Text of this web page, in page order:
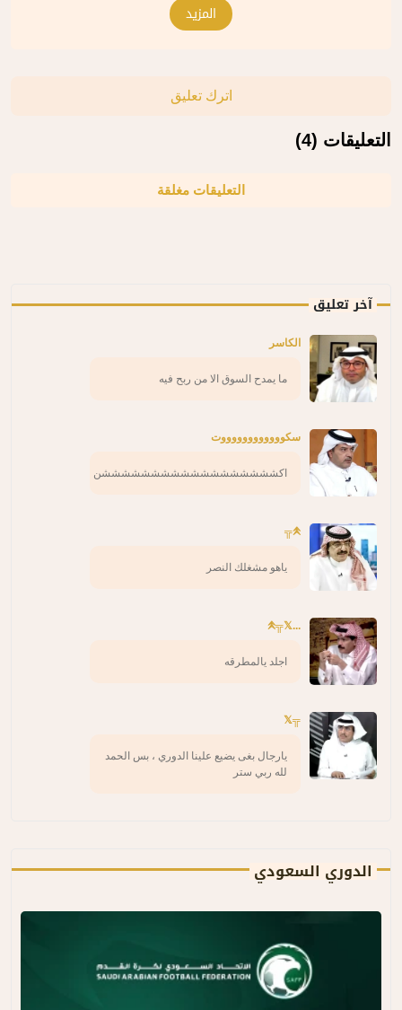
المزيد
اترك تعليق
التعليقات (4)
التعليقات مغلقة
آخر تعليق
الكاسر
ما يمدح السوق الا من ربح فيه
سكووووووووووووت
اكششششششششششششششششششن
𖤹╦
ياهو مشغلك النصر
...𖤹╦𝕏
اجلد يالمطرقه
╦𝕏
يارجال بغى يضيع علينا الدوري ، بس الحمد
لله ربي ستر
الدوري السعودي